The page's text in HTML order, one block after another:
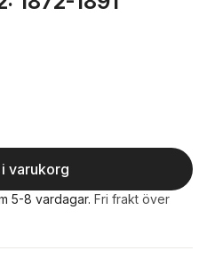
varukorg
5-8 vardagar. Fri frakt över